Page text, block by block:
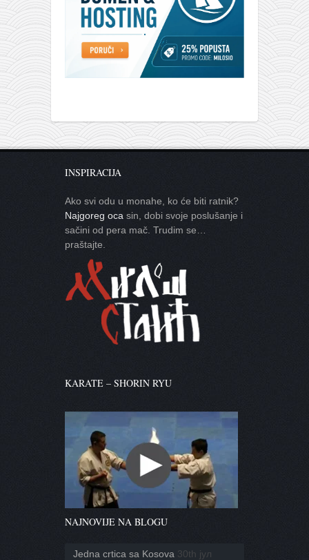
INSPIRACIJA
Ako svi odu u monahe, ko će biti ratnik?
Najgoreg oca sin, dobi svoje poslušanje i
sačini od pera mač. Trudim se…
praštajte.
KARATE – SHORIN RYU
NAJNOVIJE NA BLOGU
Jedna crtica sa Kosova 30th јул